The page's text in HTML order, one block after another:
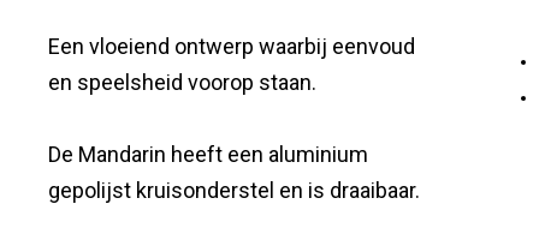
Een vloeiend ontwerp waarbij eenvoud
en speelsheid voorop staan.
De Mandarin heeft een aluminium
gepolijst kruisonderstel en is draaibaar.